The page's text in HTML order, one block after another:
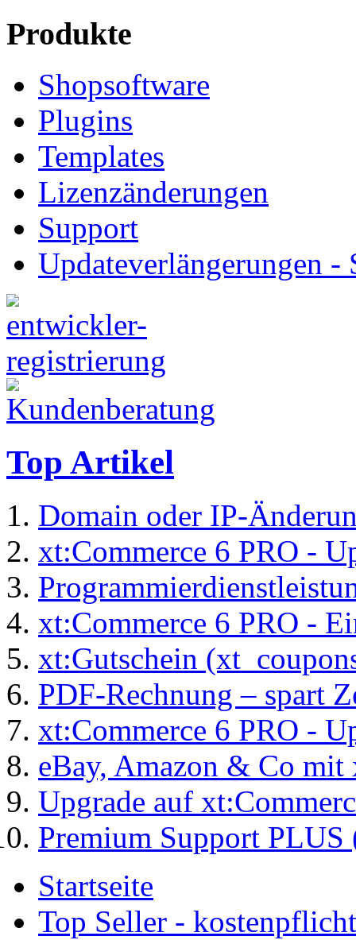
Produkte
Shopsoftware
Plugins
Templates
Lizenzänderungen
Support
Updateverlängerungen -
Top Artikel
Domain oder IP-
xt:Commerce 6 PRO -
xt:Commerce 6 PRO -
xt:Gutschein
PDF-Rechnung – spart
xt:Commerce 6 PRO -
eBay, Amazon & Co
Upgrade auf
Premium Support
Startseite
Top Seller -